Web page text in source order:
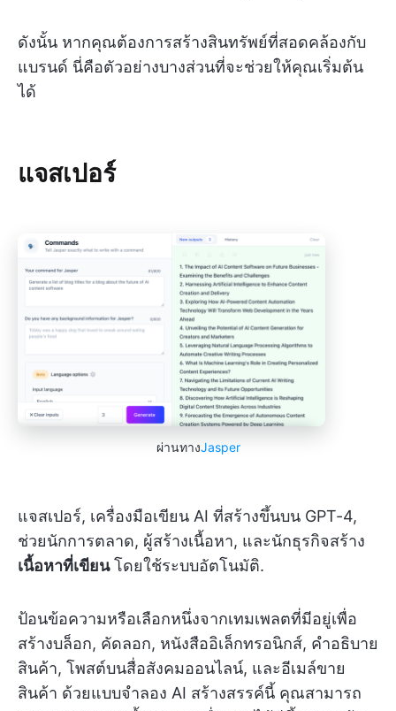
ดังนั้น หากคุณต้องการสร้างสินทรัพย์ที่สอดคล้องกับ
แบรนด์ นี่คือตัวอย่างบางส่วนที่จะช่วยให้คุณเริ่มต้น
ได้
แจสเปอร์
ผ่านทางJasper
แจสเปอร์, เครื่องมือเขียน AI ที่สร้างขึ้นบน GPT-4,
ช่วยนักการตลาด, ผู้สร้างเนื้อหา, และนักธุรกิจสร้าง
เนื้อหาที่เขียนโดยใช้ระบบอัตโนมัติ.
ป้อนข้อความหรือเลือกหนึ่งจากเทมเพลตที่มีอยู่เพื่อ
สร้างบล็อก, คัดลอก, หนังสืออิเล็กทรอนิกส์, คำอธิบาย
สินค้า, โพสต์บนสื่อสังคมออนไลน์, และอีเมล์ขาย
สินค้า ด้วยแบบจำลอง AI สร้างสรรค์นี้ คุณสามารถ